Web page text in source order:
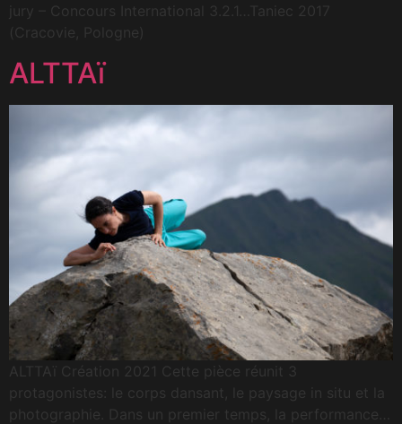
jury – Concours International 3.2.1…Taniec 2017
(Cracovie, Pologne)
ALTTAï
ALTTAï Création 2021 Cette pièce réunit 3
protagonistes: le corps dansant, le paysage in situ et la
photographie. Dans un premier temps, la performance…